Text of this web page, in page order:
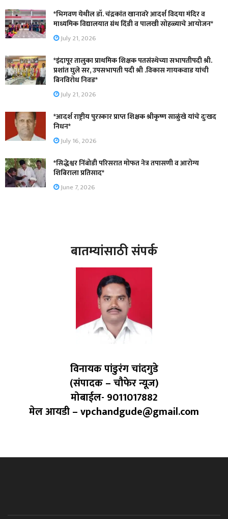
*भिगवण येथील डॉ. चंद्रकांत खानावरे आदर्श विदया मंदिर व
माध्यमिक विद्यालयात ग्रंथ दिंडी व पालखी सोहळ्याचे आयोजन*
July 21, 2026
*इंदापूर तालुका प्राथमिक शिक्षक पतसंस्थेच्या सभापतीपदी श्री.
प्रशांत घुले सर, उपसभापती पदी श्री .विकास गायकवाड यांची
बिनविरोध निवड*
July 21, 2026
*आदर्श राष्ट्रीय पुरस्कार प्राप्त शिक्षक श्रीकृष्ण साळुंखे यांचे दुःखद
निधन*
July 16, 2026
*सिद्धेश्वर निंबोडी परिसरात मोफत नेत्र तपासणी व आरोग्य
शिबिराला प्रतिसाद*
June 7, 2026
बातम्यांसाठी संपर्क
विनायक पांडुरंग चांदगुडे
(संपादक – चौफेर न्यूज)
मोबाईल- 9011017882
मेल आयडी – vpchandgude@gmail.com